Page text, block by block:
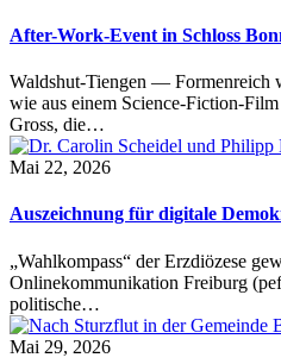
After-Work-Event in Schloss
Waldshut-Tiengen — Formenreich
wie aus einem Science-Fiction-
Gross, die…
Mai 22, 2026
Auszeichnung für digitale
„Wahlkompass“ der Erzdiözese
Onlinekommunikation Freiburg
politische…
Mai 29, 2026